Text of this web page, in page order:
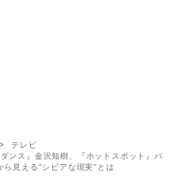
テレビ
ンス』金沢知樹、『ホットスポット』バ
見える“シビアな現実”とは